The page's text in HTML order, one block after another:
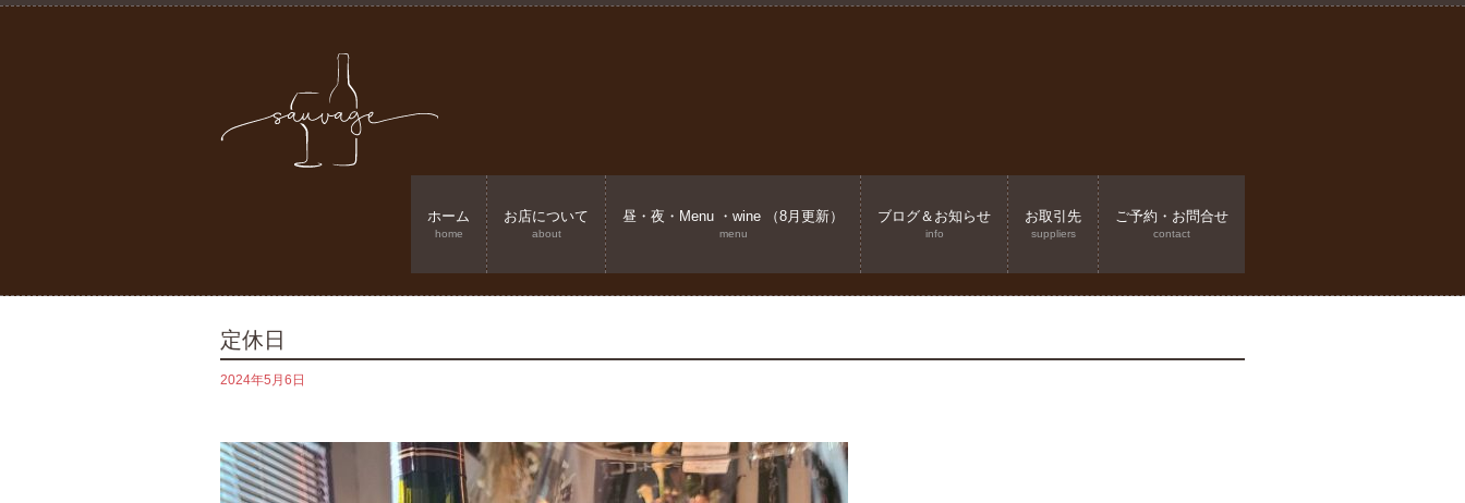
ホーム
home
お店について
about
昼・夜・Menu ・wine （8月更新）
menu
ブログ＆お知らせ
info
お取引先
suppliers
ご予約・お問合せ
contact
定休日
2024年5月6日